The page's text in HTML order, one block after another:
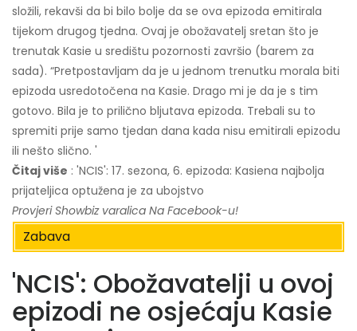
složili, rekavši da bi bilo bolje da se ova epizoda emitirala
tijekom drugog tjedna. Ovaj je obožavatelj sretan što je
trenutak Kasie u središtu pozornosti završio (barem za
sada). “Pretpostavljam da je u jednom trenutku morala biti
epizoda usredotočena na Kasie. Drago mi je da je s tim
gotovo. Bila je to prilično bljutava epizoda. Trebali su to
spremiti prije samo tjedan dana kada nisu emitirali epizodu
ili nešto slično. '
Čitaj više : 'NCIS': 17. sezona, 6. epizoda: Kasiena najbolja
prijateljica optužena je za ubojstvo
Provjeri Showbiz varalica Na Facebook-u!
Zabava
'NCIS': Obožavatelji u ovoj
epizodi ne osjećaju Kasie